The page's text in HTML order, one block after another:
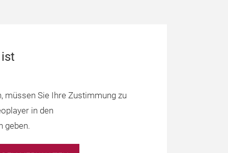
müssen Sie Ihre Zustimmung zu
in den
geben.